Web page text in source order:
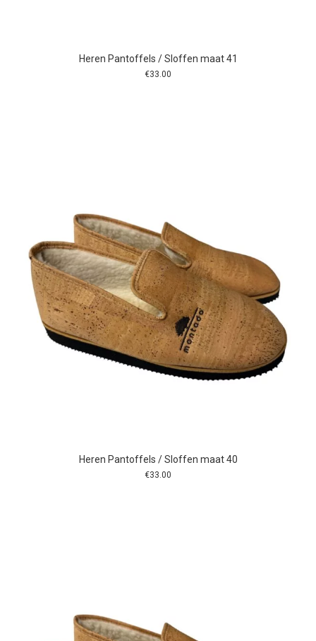
Heren Pantoffels / Sloffen maat 41
€33.00
Heren Pantoffels / Sloffen maat 40
€33.00